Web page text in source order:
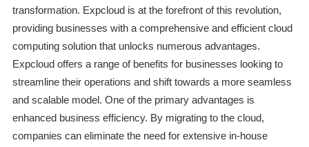
transformation. Expcloud is at the forefront of this revolution,
providing businesses with a comprehensive and efficient cloud
computing solution that unlocks numerous advantages.
Expcloud offers a range of benefits for businesses looking to
streamline their operations and shift towards a more seamless
and scalable model. One of the primary advantages is
enhanced business efficiency. By migrating to the cloud,
companies can eliminate the need for extensive in-house